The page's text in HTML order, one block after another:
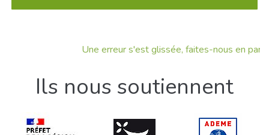
Une erreur s'est glissée, faites-nous en part !
Ils nous soutiennent